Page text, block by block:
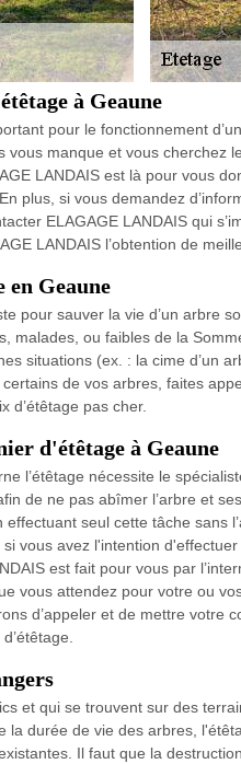
à Geaune
pour le fonctionnement
vous manque et vous cherchez
LANDAIS est là pour vous
plus, si vous demandez
ELAGAGE LANDAIS qui
LANDAIS l’obtention de
en Geaune
pour sauver la vie d’un arbre
malades, ou faibles de la
situations (ex. : la cime d’un
de vos arbres, faites
d’étêtage pas cher.
d'étêtage à Geaune
l’étêtage nécessite le
de ne pas abîmer l’arbre et
seul cette tâche sans
vous avez l'intention
est fait pour vous par
vous attendez pour votre ou
d’appeler et de mettre votre
et qui se trouvent sur des
la durée de vie des arbres,
Il faut que la